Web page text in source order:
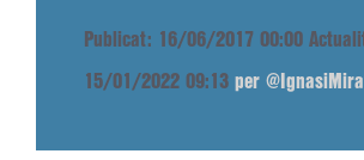
Publicat: 16/06/2017 00:00
15/01/2022 09:13 per